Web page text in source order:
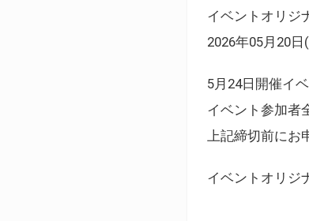
イベントオリジ
2026年05月20日
5月24日開催イ
イベント参加者
上記締切前に
イベントオリジ